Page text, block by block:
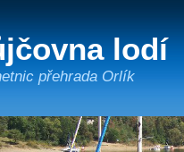
lodí
přehrada Orlík